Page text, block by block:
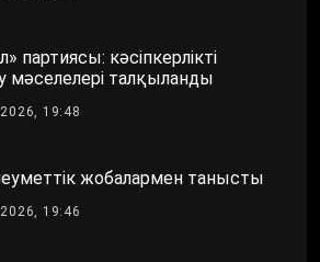
партиясы: кәсіпкерлікті
мәселелері талқыланды
19:48
жобалармен танысты
19:46